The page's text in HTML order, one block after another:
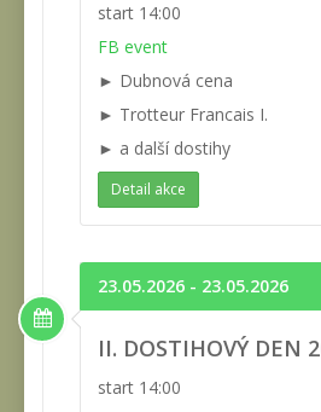
start 14:00
FB event
► Dubnová cena
► Trotteur Francais I.
► a další dostihy
Detail akce
23.05.2026 - 23.05.2026
II. DOSTIHOVÝ DEN
start 14:00